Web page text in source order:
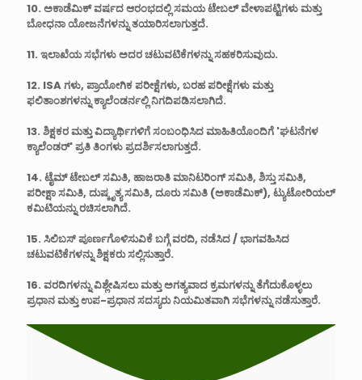
10. ಅಕಾಡೆಮಿಕ್ ವರ್ಷದ ಆರಂಭದಲ್ಲಿ ಸಮಯ ಟೇಬಲ್ ವೇಳಾಪಟ್ಟಿಗಳು ಮತ್ತು
ಬೋಧನಾ ಯೋಜನೆಗಳನ್ನು ತಯಾರಿಸಲಾಗುತ್ತದೆ.
11. ಇಲಾಖೆಯ ಸಭೆಗಳು ಅದರ ಚಟುವಟಿಕೆಗಳನ್ನು ಸಹಕರಿಸುವುದು.
12. ISA ಗಳು, ಪ್ರಾಯೋಗಿಕ ಪರೀಕ್ಷೆಗಳು, ಬರಹ ಪರೀಕ್ಷೆಗಳು ಮತ್ತು
ಫಲಿತಾಂಶಗಳನ್ನು ಕ್ಯಾಲೆಂಡರ್ನಲ್ಲಿ ನಿಗದಿಪಡಿಸಲಾಗಿದೆ.
13. ಶಿಕ್ಷಕರ ಮತ್ತು ವಿದ್ಯಾರ್ಥಿಗಳಿಗೆ ಸಂಬಂಧಿಸಿದ ಮಾಹಿತಿಯೊಂದಿಗೆ 'ಘಟನೆಗಳ
ಕ್ಯಾಲೆಂಡರ್' ಪ್ರತಿ ತಿಂಗಳು ಪ್ರದರ್ಶಿಸಲಾಗುತ್ತದೆ.
14. ಟೈಮ್ ಟೇಬಲ್ ಸಮಿತಿ, ಹಾಜರಾತಿ ಮಾನಿಟರಿಂಗ್ ಸಮಿತಿ, ಶಿಸ್ತು ಸಮಿತಿ,
ಪರೀಕ್ಷಾ ಸಮಿತಿ, ದುಷ್ಕೃತ್ಯ ಸಮಿತಿ, ದೂರು ಸಮಿತಿ (ಅಕಾಡೆಮಿಕ್), ಟ್ಯುಟೋರಿಯಲ್
ಕಮಿಟಿಯನ್ನು ರಚಿಸಲಾಗಿದೆ.
15. ಸಿಲಿಬಸ್ ಪೂರ್ಣಗೊಳಿಸುವಿಕೆ ಬಗ್ಗೆ ವರದಿ, ನಡೆಸಿದ / ಭಾಗವಹಿಸಿದ
ಚಟುವಟಿಕೆಗಳನ್ನು ಶಿಕ್ಷಕರು ಸಲ್ಲಿಸುತ್ತಾರೆ.
16. ವರದಿಗಳನ್ನು ವಿಶ್ಲೇಷಿಸಲು ಮತ್ತು ಅಗತ್ಯವಾದ ಕ್ರಮಗಳನ್ನು ತೆಗೆದುಕೊಳ್ಳಲು
ಪ್ರಧಾನ ಮತ್ತು ಉಪ-ಪ್ರಧಾನ ಸದಸ್ಯರು ನಿಯಮಿತವಾಗಿ ಸಭೆಗಳನ್ನು ನಡೆಸುತ್ತಾರೆ.